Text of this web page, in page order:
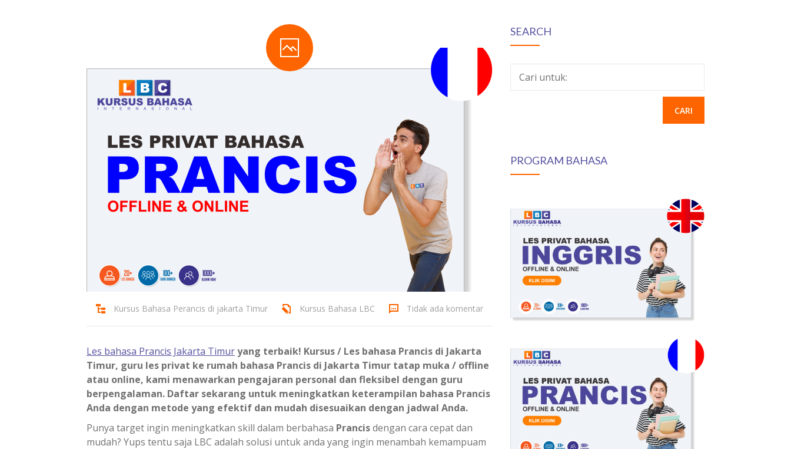
Kursus Bahasa Perancis di jakarta Timur Kursus Bahasa LBC Tidak ada komentar
Les bahasa Prancis Jakarta Timuryang terbaik! Kursus / Les bahasa Prancis di Jakarta
Timur, guru les privat ke rumah bahasa Prancis di Jakarta Timur tatap muka / offline
atau online, kami menawarkan pengajaran personal dan fleksibel dengan guru
berpengalaman. Daftar sekarang untuk meningkatkan keterampilan bahasa Prancis
Anda dengan metode yang efektif dan mudah disesuaikan dengan jadwal Anda.
Punya target ingin meningkatkan skill dalam berbahasa Prancisdengan cara cepat dan
mudah? Yups tentu saja LBC adalah solusi untuk anda yang ingin menambah kemampuam
SEARCH
Cari untuk:
PROGRAM BAHASA